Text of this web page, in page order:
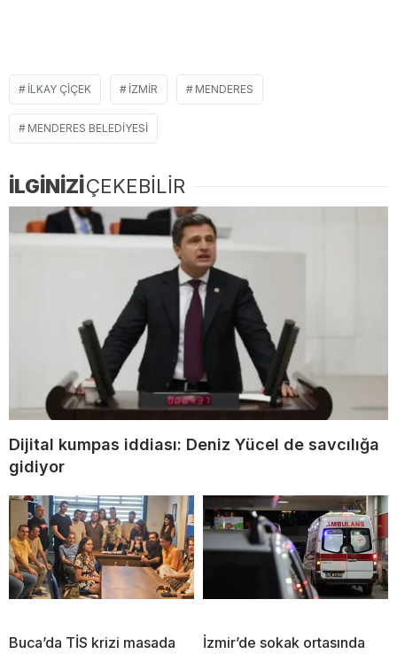
ILKAY ÇIÇEK IZMIR MENDERES
MENDERES BELEDIYESI
İLGİNİZİÇEKEBİLİR
Dijital kumpas iddiası: Deniz Yücel de savcılığa
gidiyor
Buca’da TİS krizi masada
İzmir’de sokak ortasında